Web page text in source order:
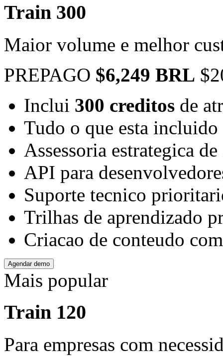
Train 300
Maior volume e melhor
PREPAGO $6,249 BRL
Inclui 300 creditos de
Tudo o que esta
Assessoria estrategica
API para
Suporte tecnico
Trilhas de aprendizado
Criacao de conteudo
Agendar demo
Mais popular
Train 120
Para empresas com